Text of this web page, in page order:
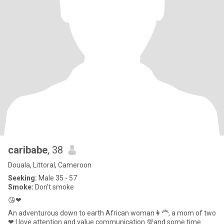
caribabe, 38
Douala, Littoral, Cameroon
Seeking: Male 35 - 57
Smoke: Don't smoke
😘❤
An adventurous down to earth African woman👩‍🦰, a mom of two
❤ l love attention and value communication 💯and some time